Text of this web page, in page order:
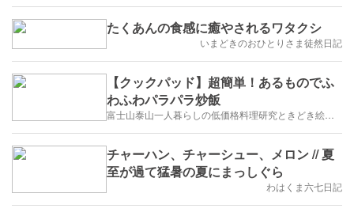
たくあんの食感に癒やされるワタクシ
いまどきのおひとりさま徒然日記
【クックパッド】超簡単！あるものでふ
わふわパラパラ炒飯
チャーハン、チャーシュー、メロン // 夏
至が過て猛暑の夏にまっしぐら
わはくま六七日記